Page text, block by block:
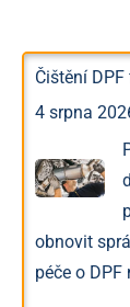
Čištění
4 srpna
obnovit
péče o